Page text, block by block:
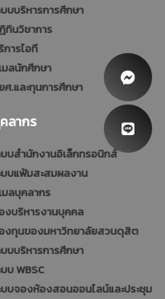
บบบริหารการศึกษา
ทินวิชาการ
การไอที
มลนักศึกษา
ศ.และทุนการศึกษา
ลากร
บบสำนักงานอิเล็กทรอนิกส์
บบแฟ้มสะสมผลงาน
มลบุคลากร
งบริหารงานบุคคล
งทุนของมหาวิทยาลัยสวนดุสิต
บบบริหารการศึกษา
บบ WBSC
บบจองห้องสอนออนไลน์และประชุม